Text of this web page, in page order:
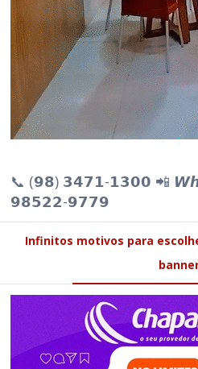
📞 (𝟵𝟴) 𝟯𝟰𝟳𝟭-𝟭𝟯𝟬𝟬 📲
𝟵𝟴𝟱𝟮𝟮-𝟵𝟳𝟳𝟵
Infinitos motivos para